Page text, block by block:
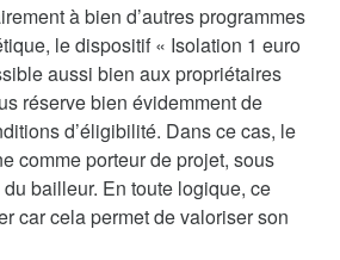
à bien d’autres programmes
le dispositif « Isolation 1 euro
aussi bien aux propriétaires
réserve bien évidemment de
d’éligibilité. Dans ce cas, le
comme porteur de projet, sous
bailleur. En toute logique, ce
car cela permet de valoriser son